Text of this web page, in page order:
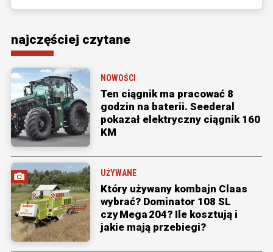
najczęściej czytane
NOWOŚCI
Ten ciągnik ma pracować 8
godzin na baterii. Seederal
pokazał elektryczny ciągnik 160
KM
UŻYWANE
Który używany kombajn Claas
wybrać? Dominator 108 SL
czy Mega 204? Ile kosztują i
jakie mają przebiegi?